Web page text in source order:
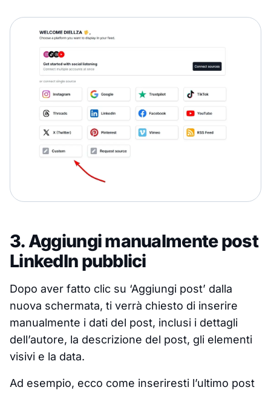
3. Aggiungi manualmente post
LinkedIn pubblici
Dopo aver fatto clic su ‘Aggiungi post’ dalla
nuova schermata, ti verrà chiesto di inserire
manualmente i dati del post, inclusi i dettagli
dell’autore, la descrizione del post, gli elementi
visivi e la data.
Ad esempio, ecco come inseriresti l’ultimo post